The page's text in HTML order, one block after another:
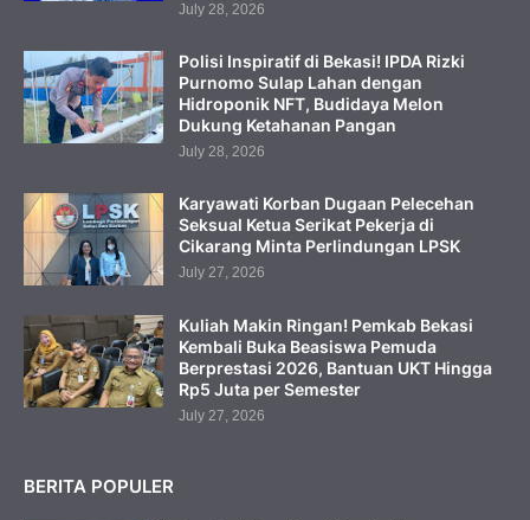
July 28, 2026
Polisi Inspiratif di Bekasi! IPDA Rizki
Purnomo Sulap Lahan dengan
Hidroponik NFT, Budidaya Melon
Dukung Ketahanan Pangan
July 28, 2026
Karyawati Korban Dugaan Pelecehan
Seksual Ketua Serikat Pekerja di
Cikarang Minta Perlindungan LPSK
July 27, 2026
Kuliah Makin Ringan! Pemkab Bekasi
Kembali Buka Beasiswa Pemuda
Berprestasi 2026, Bantuan UKT Hingga
Rp5 Juta per Semester
July 27, 2026
BERITA POPULER